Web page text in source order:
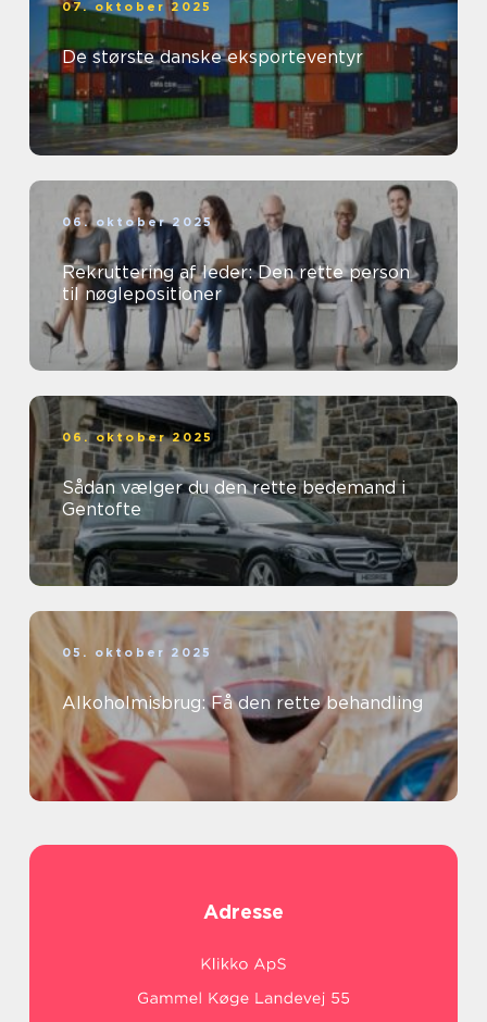
07. oktober 2025
De største danske eksporteventyr
06. oktober 2025
Rekruttering af leder: Den rette person
til nøglepositioner
06. oktober 2025
Sådan vælger du den rette bedemand i
Gentofte
05. oktober 2025
Alkoholmisbrug: Få den rette behandling
Adresse